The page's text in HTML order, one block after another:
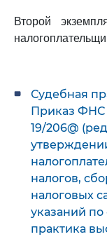
Второй
Судебная
Приказ ФНС
19/206@
налогов,
налоговых
указаний
практика